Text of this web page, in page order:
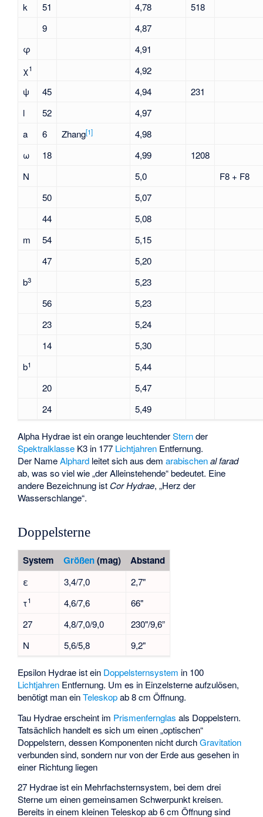
k
51 4,78
518
9
4,87
φ
4,91
χ1
4,92
ψ
45 4,94
231
l
52
4,97
a
6 Zhang[1]
4,98
ω
18 4,99
1208
N
5,0
F8 + F8
50
5,07
44
5,08
m
54
5,15
47
5,20
b3
5,23
56
5,23
23
5,24
14
5,30
b1
5,44
20
5,47
24
5,49
Alpha Hydrae ist ein orange leuchtenderSternder
Spektralklasse K3 in 177 Lichtjahren Entfernung.
Der NameAlphard leitet sich aus demarabischen al farad
ab, was so viel wie „der Alleinstehende“ bedeutet. Eine
andere Bezeichnung ist Cor Hydrae, „Herz der
Wasserschlange“.
Doppelsterne
System Größen(mag) Abstand
ε 3,4/7,0
2,7"
τ1 4,6/7,6
66"
27
4,8/7,0/9,0
230"/9,6”
N
5,6/5,8 9,2"
Epsilon Hydrae ist ein Doppelsternsystem in 100
Lichtjahren Entfernung. Um es in Einzelsterne aufzulösen,
benötigt man einTeleskopab 8 cm Öffnung.
Tau Hydraeerscheint im Prismenfernglas als Doppelstern.
Tatsächlich handelt es sich um einen „optischen“
Doppelstern, dessen Komponenten nicht durchGravitation
verbunden sind, sondern nur von der Erde aus gesehen in
einer Richtung liegen
27 Hydrae ist ein Mehrfachsternsystem, bei dem drei
Sterne um einen gemeinsamen Schwerpunkt kreisen.
Bereits in einem kleinen Teleskop ab 6 cm Öffnung sind